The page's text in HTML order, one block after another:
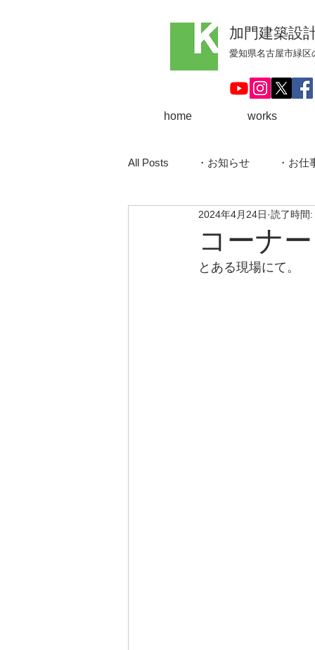
加門建築設
愛知県名古屋市緑区
home works
All Posts ・お知らせ ・お仕
・大府の家 ・サーファーズ
・稲沢の家
コーナ
2024年4月24日 読了時間
とある現場にて。